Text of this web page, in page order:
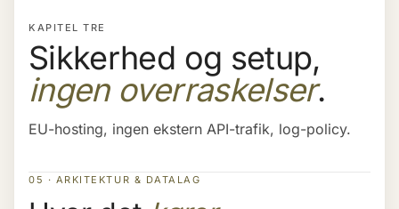
KAPITEL TRE
Sikkerhed og setup,
ingen overraskelser.
EU-hosting, ingen ekstern API-trafik, log-policy.
05 · ARKITEKTUR & DATALAG